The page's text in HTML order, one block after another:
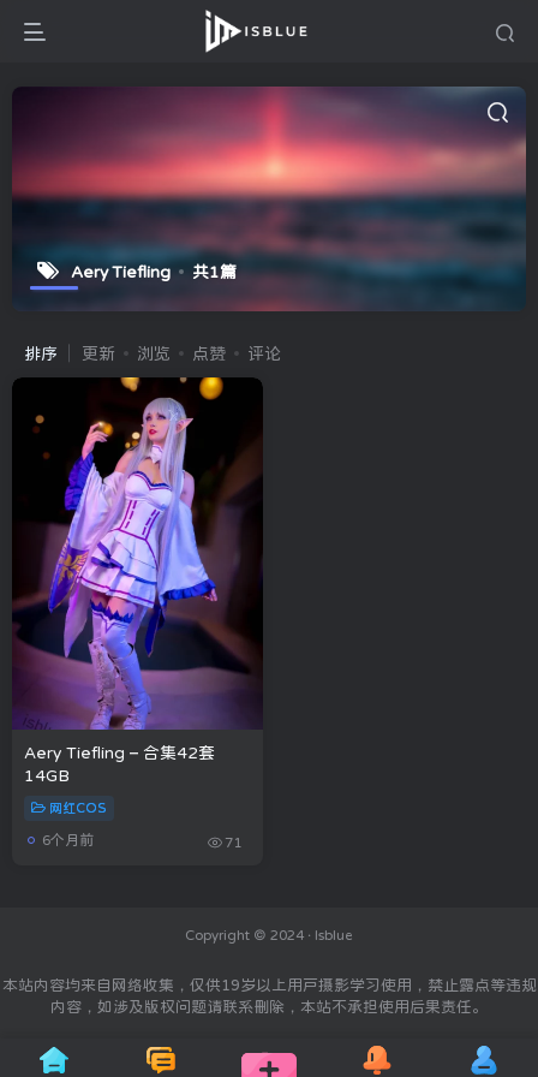
Aery Tiefling 共1篇
排序 更新 浏览 点赞 评论
Aery Tiefling – 合集42套
14GB
网红COS
6个月前 71
Copyright © 2024 · Isblue
本站内容均来自网络收集，仅供19岁以上用户摄影学习使用，禁止露点等违规
内容，如涉及版权问题请联系删除，本站不承担使用后果责任。